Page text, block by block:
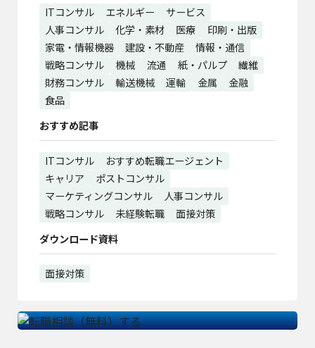
ITコンサル エネルギー
サービス
人事コンサル
化学・素材 医療
印刷・出版
家電・情報機器
建設・不動産
情報・通信
戦略コンサル
機械 流通 紙・パルプ
繊維
財務コンサル
輸送機械 運輸 金属
金融
食品
おすすめ記事
ITコンサル
おすすめ転職エージェント
キャリア
ポストコンサル
マーケティングコンサル
人事コンサル
戦略コンサル
未経験転職
面接対策
ダウンロード資料
面接対策